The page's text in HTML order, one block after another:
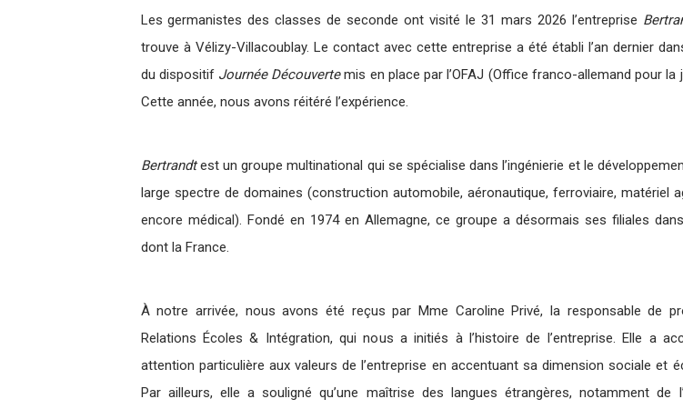
Les germanistes des classes de seconde ont visité le 31 mars 2026 l’entreprise
trouve à Vélizy-Villacoublay. Le contact avec cette entreprise a été établi l’an dernier
du dispositif Journée Découvertemis en place par l’OFAJ (Office franco-allemand pour la
Cette année, nous avons réitéré l’expérience.
Bertrandtest un groupe multinational qui se spécialise dans l’ingénierie et le
large spectre de domaines (construction automobile, aéronautique, ferroviaire, matériel
encore médical). Fondé en 1974 en Allemagne, ce groupe a désormais ses filiales
dont la France.
À notre arrivée, nous avons été reçus par Mme Caroline Privé, la responsable de
Relations Écoles & Intégration, qui nous a initiés à l’histoire de l’entreprise. Elle a
attention particulière aux valeurs de l’entreprise en accentuant sa dimension sociale et
Par ailleurs, elle a souligné qu’une maîtrise des langues étrangères, notamment de